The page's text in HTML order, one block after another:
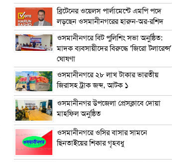
ব্রিটেনের ওয়েলস পার্লামেন্টে এমপি পদে
লড়ছেন ওসমানীনগরের হারুন-অর-রশিদ
ওসমানীনগরে বিট পুলিশিং সভা অনুষ্ঠিত:
মাদক ব্যবসায়ীদের বিরুদ্ধে ‘জিরো টলারেন্স’
ঘোষণা
ওসমানীনগরে ২৮ লাখ টাকার ভারতীয়
জিরাসহ ট্রাক জব্দ, আটক ১
ওসমানীনগর উপজেলা প্রেসক্লাবে দোয়া
মাহফিল অনুষ্ঠিত
ওসমানীনগরে ওসির বাসার সামনে
ছিনতাইয়ের শিকার গৃহবধু